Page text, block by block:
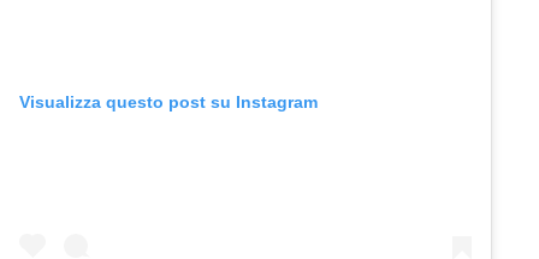
Visualizza questo post su Instagram